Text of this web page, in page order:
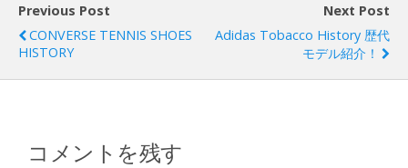
Previous Post
CONVERSE TENNIS SHOES
HISTORY
Next Post
Adidas Tobacco History 歴代
モデル紹介！
コメントを残す